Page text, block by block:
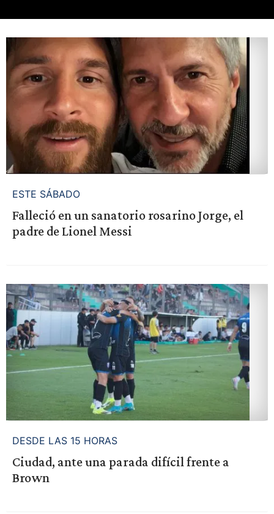
ESTE SÁBADO
Falleció en un sanatorio rosarino Jorge, el
padre de Lionel Messi
DESDE LAS 15 HORAS
Ciudad, ante una parada difícil frente a
Brown